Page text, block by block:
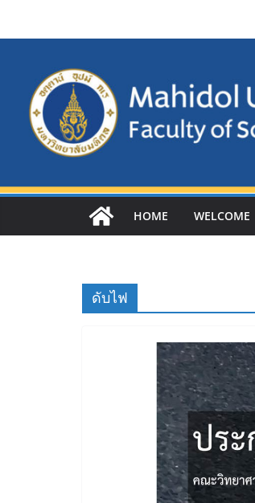
HOME WELCOME
ดับไฟ